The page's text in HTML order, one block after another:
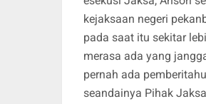
kejaksaan negeri
pada saat itu sekitar
merasa ada yang
pernah ada
seandainya Pihak